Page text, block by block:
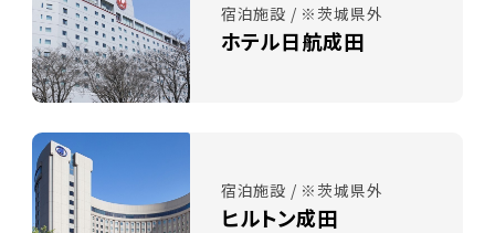
宿泊施設 / ※茨城県外
ホテル日航成田
宿泊施設 / ※茨城県外
ヒルトン成田